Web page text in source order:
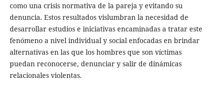
como una crisis normativa de la pareja y evitando su
denuncia. Estos resultados vislumbran la necesidad de
desarrollar estudios e iniciativas encaminadas a tratar este
fenómeno a nivel individual y social enfocadas en brindar
alternativas en las que los hombres que son víctimas
puedan reconocerse, denunciar y salir de dinámicas
relacionales violentas.